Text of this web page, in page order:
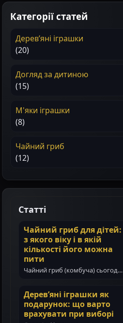
Категорії статей
Деревʼяні іграшки
(20)
Догляд за дитиною
(15)
М'яки іграшки
(8)
Чайний гриб
(12)
Статті
Чайний гриб для дітей:
з якого віку і в якій
кількості його можна
пити
Чайний гриб (комбуча) сьогодні
Дерев’яні іграшки як
подарунок: що варто
врахувати при виборі